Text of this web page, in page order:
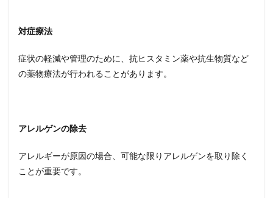
対症療法
症状の軽減や管理のために、抗ヒスタミン薬や抗生物質など
の薬物療法が行われることがあります。
アレルゲンの除去
アレルギーが原因の場合、可能な限りアレルゲンを取り除く
ことが重要です。